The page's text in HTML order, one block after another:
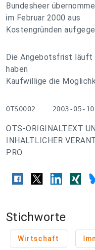
Bundesheer
im Februar 2000 aus
Kostengründen
Die Angebotsfrist läuft
haben
Kaufwillige die
OTS0002    2003-05-
OTS-ORIGINALTEXT
INHALTLICHER
PRO
Stichworte
Wirtschaft